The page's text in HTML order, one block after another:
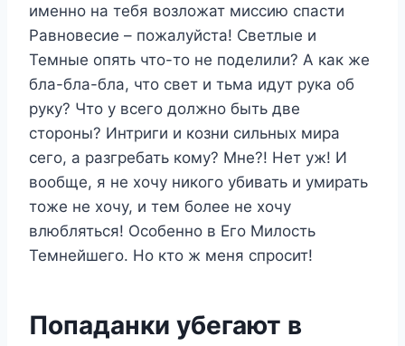
именно на тебя возложат миссию спасти
Равновесие – пожалуйста! Светлые и
Темные опять что-то не поделили? А как же
бла-бла-бла, что свет и тьма идут рука об
руку? Что у всего должно быть две
стороны? Интриги и козни сильных мира
сего, а разгребать кому? Мне?! Нет уж! И
вообще, я не хочу никого убивать и умирать
тоже не хочу, и тем более не хочу
влюбляться! Особенно в Его Милость
Темнейшего. Но кто ж меня спросит!
Попаданки убегают в